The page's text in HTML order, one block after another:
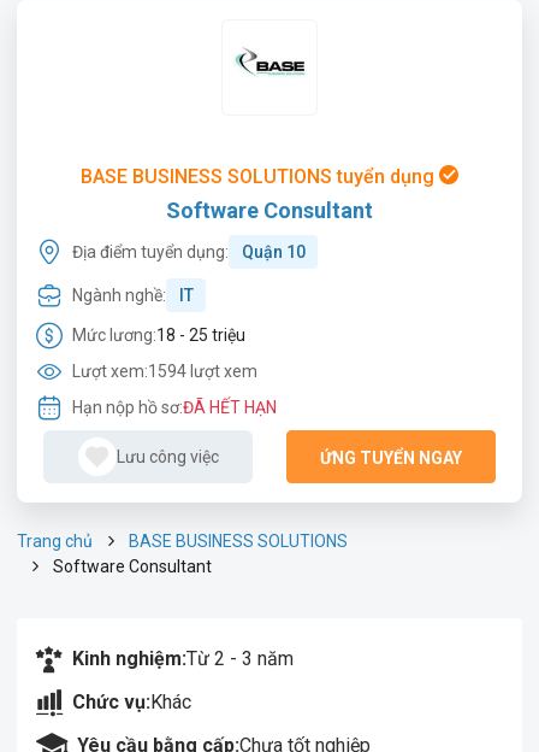
BASE BUSINESS SOLUTIONS tuyển dụng
Software Consultant
Địa điểm tuyển dụng: Quận 10
Ngành nghề: IT
Mức lương:18 - 25 triệu
Lượt xem:1594 lượt xem
Hạn nộp hồ sơ:ĐÃ HẾT HẠN
Lưu công việc ỨNG TUYỂN NGAY
Trang chủ
BASE BUSINESS SOLUTIONS
Software Consultant
Kinh nghiệm:Từ 2 - 3 năm
Chức vụ:Khác
Yêu cầu bằng cấp:Chưa tốt nghiệp